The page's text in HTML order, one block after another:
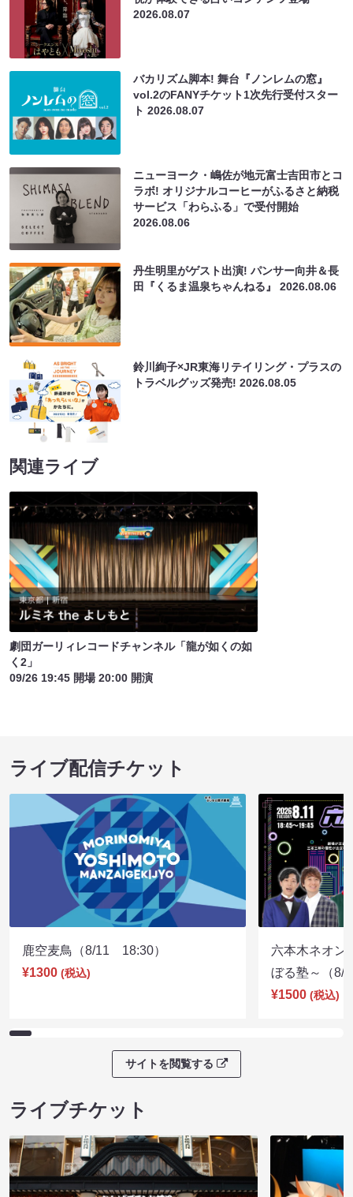
2026.08.07
バカリズム脚本! 舞台『ノンレムの窓』
vol.2のFANYチケット1次先行受付スター
ト2026.08.07
ニューヨーク・嶋佐が地元富士吉田市とコ
ラボ! オリジナルコーヒーがふるさと納税
サービス「わらふる」で受付開始
2026.08.06
丹生明里がゲスト出演! パンサー向井＆長
田『くるま温泉ちゃんねる』2026.08.06
鈴川絢子×JR東海リテイリング・プラスの
トラベルグッズ発売!2026.08.05
関連ライブ
劇団ガーリィレコードチャンネル「龍が如くの如
く2」
09/26 19:45 開場 20:00 開演
ライブ配信チケット
鹿空麦鳥（8/11 18:30）
¥1300 (税込)
六本木ネオン
ぼる塾～（
¥1500 (税込)
サイトを閲覧する
ライブチケット